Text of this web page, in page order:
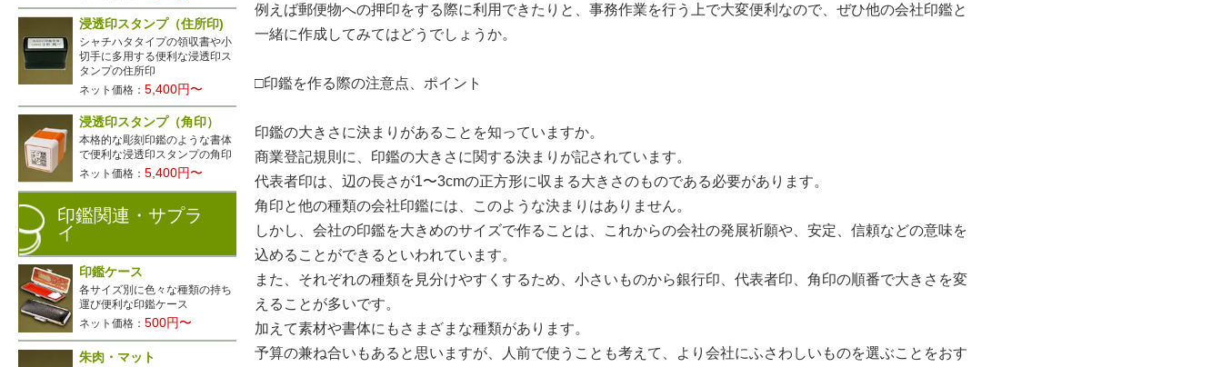
例えば郵便物への押印をする際に利用できたりと、事務作業を行う上で大変便利なので、ぜひ他の会社印鑑と
一緒に作成してみてはどうでしょうか。
□印鑑を作る際の注意点、ポイント
印鑑の大きさに決まりがあることを知っていますか。
商業登記規則に、印鑑の大きさに関する決まりが記されています。
代表者印は、辺の長さが1〜3cmの正方形に収まる大きさのものである必要があります。
角印と他の種類の会社印鑑には、このような決まりはありません。
しかし、会社の印鑑を大きめのサイズで作ることは、これからの会社の発展祈願や、安定、信頼などの意味を
込めることができるといわれています。
また、それぞれの種類を見分けやすくするため、小さいものから銀行印、代表者印、角印の順番で大きさを変
えることが多いです。
加えて素材や書体にもさまざまな種類があります。
予算の兼ね合いもあると思いますが、人前で使うことも考えて、より会社にふさわしいものを選ぶことをおす
浸透印スタンプ（住所印)
シャチハタタイプの領収書や小
切手に多用する便利な浸透印ス
タンプの住所印
ネット価格：5,400円〜
浸透印スタンプ（角印）
本格的な彫刻印鑑のような書体
で便利な浸透印スタンプの角印
ネット価格：5,400円〜
印鑑関連・サプラ
イ
印鑑ケース
各サイズ別に色々な種類の持ち
運び便利な印鑑ケース
ネット価格：500円〜
朱肉・マット